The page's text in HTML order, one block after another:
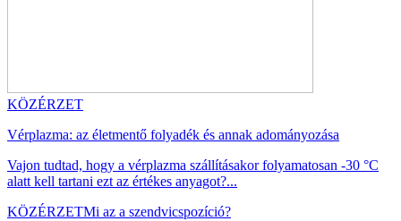
KÖZÉRZET
Vérplazma: az életmentő folyadék és annak adományozása
Vajon tudtad, hogy a vérplazma szállításakor folyamatosan -30 °C
alatt kell tartani ezt az értékes anyagot?...
KÖZÉRZETMi az a szendvicspozíció?